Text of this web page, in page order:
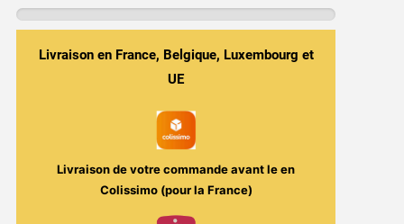
50ml
ou
100ml
Maison
Livraison en France, Belgique, Luxembourg et
UE
Livraison de votre commande avant leen
Colissimo (pour la France)